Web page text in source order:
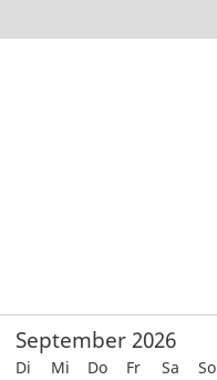
September 2026
Di Mi Do Fr Sa
So